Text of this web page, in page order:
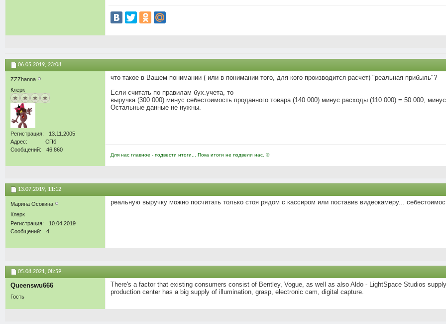
06.05.2019, 23:08
ZZZhanna
Клерк
Регистрация
13.11.2005
Адрес
СПб
Сообщений
46,860
что такое в Вашем понимании ( или в понимании того, для кого производится расчет) "реальная прибыль"?
Если считать по правилам бух.учета, то
выручка (300 000) минус себестоимость проданного товара (140 000) минус расходы (110 000) = 50 000,
Остальные данные не нужны.
Для нас главное - подвести итоги... Пока итоги не подвели нас. ©
13.07.2019, 11:12
Марина Осокина
Клерк
Регистрация
10.04.2019
Сообщений
4
реальную выручку можно посчитать только стоя рядом с кассиром или поставив видеокамеру...
05.08.2021, 08:59
Queenswu666
Гость
There's a factor that existing consumers consist of Bentley, Vogue, as well as also Aldo - LightSpace Studios
production center has a big supply of illumination, grasp, electronic cam, digital capture.